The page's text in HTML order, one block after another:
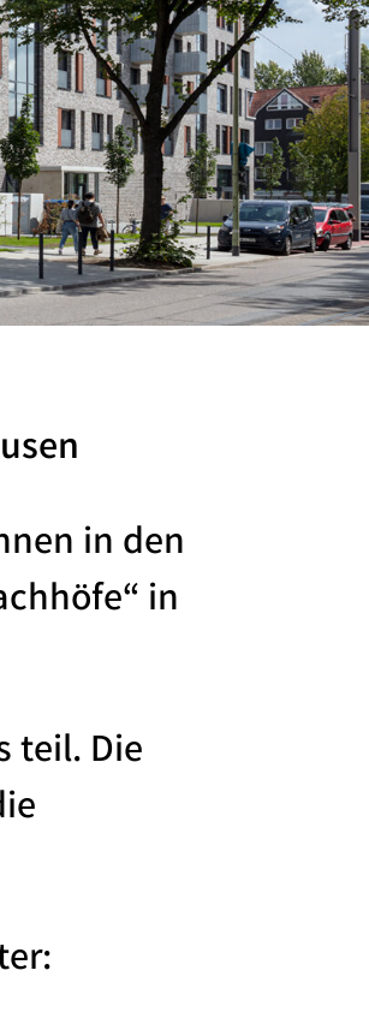
in den
in
teil. Die